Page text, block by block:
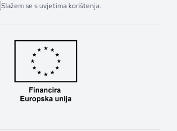
Slažem se s uvjetima korištenja.